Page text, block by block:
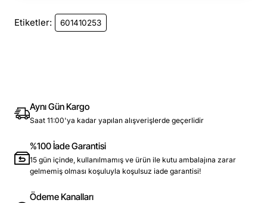
Etiketler: 601410253
Aynı Gün Kargo
Saat 11:00'ya kadar yapılan alışverişlerde geçerlidir
%100 İade Garantisi
15 gün içinde, kullanılmamış ve ürün ile kutu ambalajına zarar
gelmemiş olması koşuluyla koşulsuz iade garantisi!
Ödeme Kanalları